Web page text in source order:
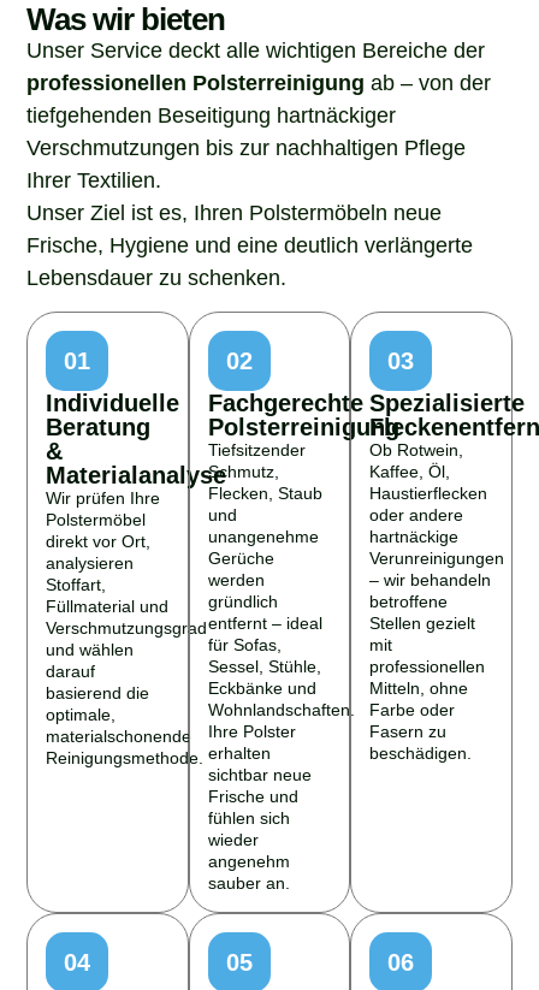
Was wir bieten
Unser Service deckt alle wichtigen Bereiche der
professionellen Polsterreinigung ab – von der
tiefgehenden Beseitigung hartnäckiger
Verschmutzungen bis zur nachhaltigen Pflege
Ihrer Textilien.
Unser Ziel ist es, Ihren Polstermöbeln neue
Frische, Hygiene und eine deutlich verlängerte
Lebensdauer zu schenken.
01
Individuelle
Beratung
&
Materialanalyse
Wir prüfen Ihre
Polstermöbel
direkt vor Ort,
analysieren
Stoffart,
Füllmaterial und
Verschmutzungsgrad
und wählen
darauf
basierend die
optimale,
materialschonende
Reinigungsmethode.
02
Fachgerechte
Polsterreinigung
Tiefsitzender
Schmutz,
Flecken, Staub
und
unangenehme
Gerüche
werden
gründlich
entfernt – ideal
für Sofas,
Sessel, Stühle,
Eckbänke und
Wohnlandschaften.
Ihre Polster
erhalten
sichtbar neue
Frische und
fühlen sich
wieder
angenehm
sauber an.
03
Spezialisierte
Ob Rotwein,
Kaffee, Öl,
Haustierflecken
oder andere
hartnäckige
Verunreinigungen
– wir behandeln
betroffene
Stellen gezielt
mit
professionellen
Mitteln, ohne
Farbe oder
Fasern zu
beschädigen.
04
05
06